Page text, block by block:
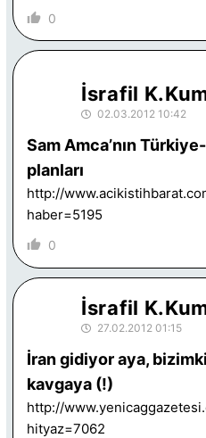
0
İsrafil
02.03.2012 10:42
Sam Amca’nın
planları
http://
haber=5195
0
İsrafil
27.02.2012 01:15
İran gidiyor aya, bizimki
kavgaya (!)
http://
hityaz=7062